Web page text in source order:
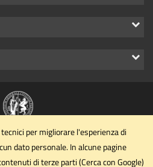
e Informatica
Studi di Perugia
per migliorare l'esperienza di
dato personale. In alcune pagine
di terze parti (Cerca con Google)